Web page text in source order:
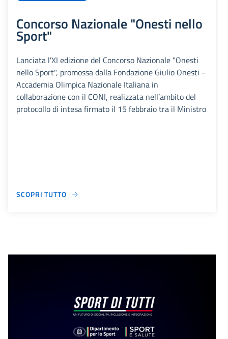
Concorso Nazionale "Onesti nello
Sport"
Lanciata l'XI edizione del Concorso Nazionale "Onesti
nello Sport", promossa dalla Fondazione Giulio Onesti -
Accademia Olimpica Nazionale Italiana in
collaborazione con il CONI, realizzata nell’ambito del
protocollo di intesa firmato il 15 febbraio tra il Ministro
SCOPRI TUTTO